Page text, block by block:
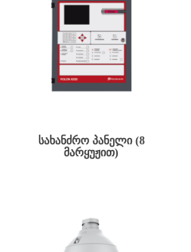
ᲡᲐᲮᲐᲜᲫᲠᲝ ᲞᲐᲜᲔᲚᲘ (8
ᲛᲐᲠᲧᲣᲟᲘᲗ)